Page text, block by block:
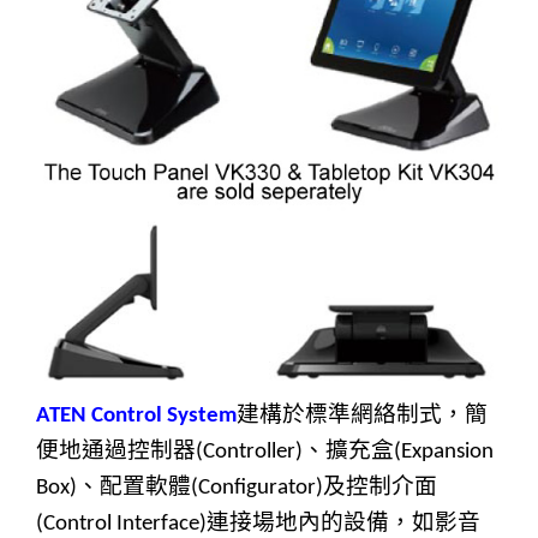
ATEN Control System建構於標準網絡制式，簡
便地通過控制器(Controller) 、擴充盒(Expansion
Box) 、配置軟體(Configurator)及控制介面
(Control Interface)連接場地內的設備，如影音